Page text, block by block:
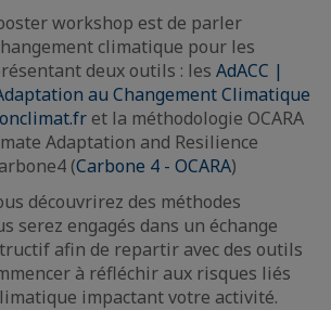
workshop est de parler
climatique pour les
deux outils : les AdACC |
au Changement Climatique
et la méthodologie OCARA
Adaptation and Resilience
(Carbone 4 - OCARA)
découvrirez des méthodes
serez engagés dans un échange
afin de repartir avec des outils
à réfléchir aux risques liés
impactant votre activité.